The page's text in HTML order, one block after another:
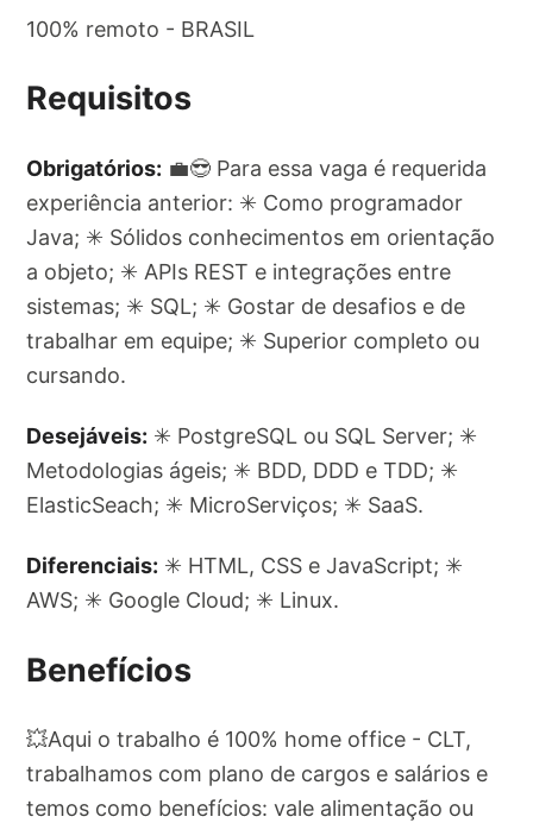
100% remoto - BRASIL
Requisitos
Obrigatórios: 💼😎 Para essa vaga é requerida
experiência anterior: ✳ Como programador
Java; ✳ Sólidos conhecimentos em orientação
a objeto; ✳ APIs REST e integrações entre
sistemas; ✳ SQL; ✳ Gostar de desafios e de
trabalhar em equipe; ✳ Superior completo ou
cursando.
Desejáveis: ✳ PostgreSQL ou SQL Server; ✳
Metodologias ágeis; ✳ BDD, DDD e TDD; ✳
ElasticSeach; ✳ MicroServiços; ✳ SaaS.
Diferenciais: ✳ HTML, CSS e JavaScript; ✳
AWS; ✳ Google Cloud; ✳ Linux.
Benefícios
💥Aqui o trabalho é 100% home office - CLT,
trabalhamos com plano de cargos e salários e
temos como benefícios: vale alimentação ou